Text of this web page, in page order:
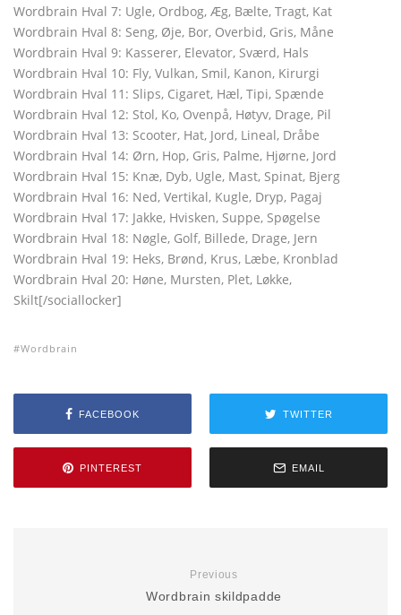
Wordbrain Hval 7: Ugle, Ordbog, Æg, Bælte, Tragt, Kat
Wordbrain Hval 8: Seng, Øje, Bor, Overbid, Gris, Måne
Wordbrain Hval 9: Kasserer, Elevator, Sværd, Hals
Wordbrain Hval 10: Fly, Vulkan, Smil, Kanon, Kirurgi
Wordbrain Hval 11: Slips, Cigaret, Hæl, Tipi, Spænde
Wordbrain Hval 12: Stol, Ko, Ovenpå, Høtyv, Drage, Pil
Wordbrain Hval 13: Scooter, Hat, Jord, Lineal, Dråbe
Wordbrain Hval 14: Ørn, Hop, Gris, Palme, Hjørne, Jord
Wordbrain Hval 15: Knæ, Dyb, Ugle, Mast, Spinat, Bjerg
Wordbrain Hval 16: Ned, Vertikal, Kugle, Dryp, Pagaj
Wordbrain Hval 17: Jakke, Hvisken, Suppe, Spøgelse
Wordbrain Hval 18: Nøgle, Golf, Billede, Drage, Jern
Wordbrain Hval 19: Heks, Brønd, Krus, Læbe, Kronblad
Wordbrain Hval 20: Høne, Mursten, Plet, Løkke,
Skilt[/sociallocker]
Wordbrain
FACEBOOK TWITTER
PINTEREST EMAIL
Previous
Wordbrain skildpadde